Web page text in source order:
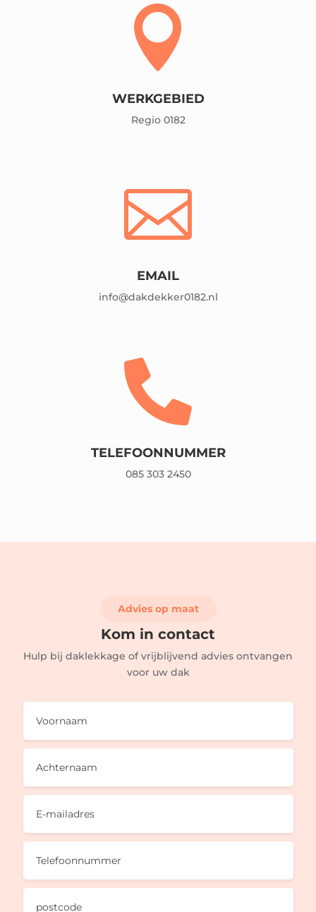

WERKGEBIED
Regio 0182

EMAIL
info@dakdekker0182.nl

TELEFOONNUMMER
085 303 2450
Advies op maat
Kom in contact
Hulp bij daklekkage of vrijblijvend advies ontvangen
voor uw dak